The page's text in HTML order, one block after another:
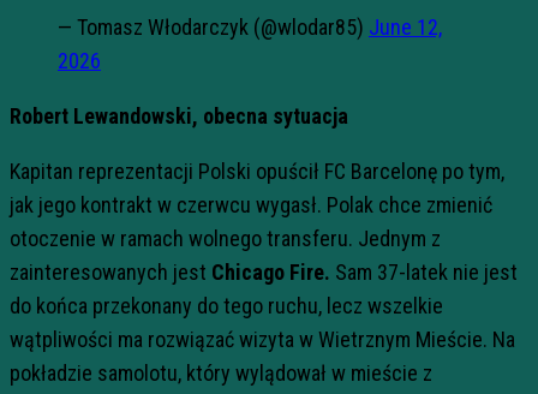
— Tomasz Włodarczyk (@wlodar85) June 12,
2026
Robert Lewandowski, obecna sytuacja
Kapitan reprezentacji Polski opuścił FC Barcelonę po tym,
jak jego kontrakt w czerwcu wygasł. Polak chce zmienić
otoczenie w ramach wolnego transferu. Jednym z
zainteresowanych jest Chicago Fire. Sam 37-latek nie jest
do końca przekonany do tego ruchu, lecz wszelkie
wątpliwości ma rozwiązać wizyta w Wietrznym Mieście. Na
pokładzie samolotu, który wylądował w mieście z